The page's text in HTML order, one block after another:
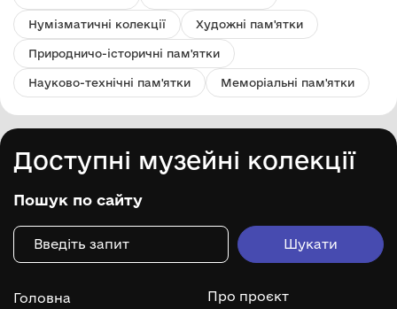
Нумізматичні колекції Художні пам'ятки
Природничо-історичні пам'ятки
Науково-технічні пам'ятки Меморіальні пам'ятки
Доступні музейні колекції
Пошук по сайту
Головна
Про проєкт